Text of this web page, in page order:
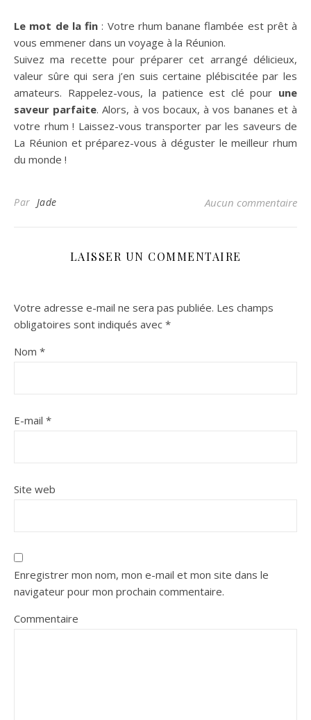
Le mot de la fin : Votre rhum banane flambée est prêt à
vous emmener dans un voyage à la Réunion.
Suivez ma recette pour préparer cet arrangé délicieux,
valeur sûre qui sera j’en suis certaine plébiscitée par les
amateurs. Rappelez-vous, la patience est clé pour une
saveur parfaite. Alors, à vos bocaux, à vos bananes et à
votre rhum ! Laissez-vous transporter par les saveurs de
La Réunion et préparez-vous à déguster le meilleur rhum
du monde !
Par Jade Aucun commentaire
LAISSER UN COMMENTAIRE
Votre adresse e-mail ne sera pas publiée. Les champs
obligatoires sont indiqués avec *
Nom *
E-mail *
Site web
Enregistrer mon nom, mon e-mail et mon site dans le
navigateur pour mon prochain commentaire.
Commentaire